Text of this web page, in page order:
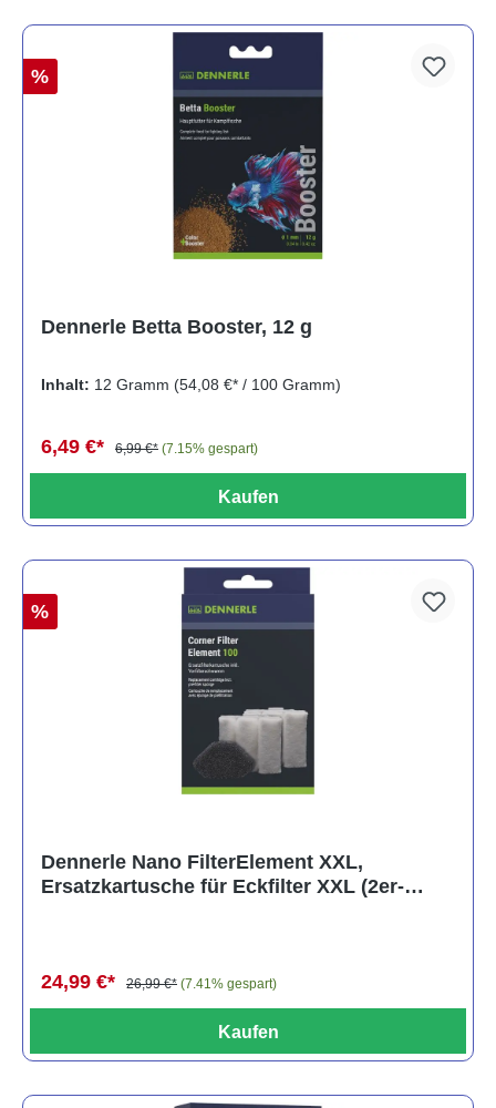
%
Dennerle Betta Booster, 12 g
Inhalt: 12 Gramm (54,08 €* / 100 Gramm)
6,49 €* 6,99 €* (7.15% gespart)
Kaufen
%
Dennerle Nano FilterElement XXL,
Ersatzkartusche für Eckfilter XXL (2er-
24,99 €* 26,99 €* (7.41% gespart)
Kaufen